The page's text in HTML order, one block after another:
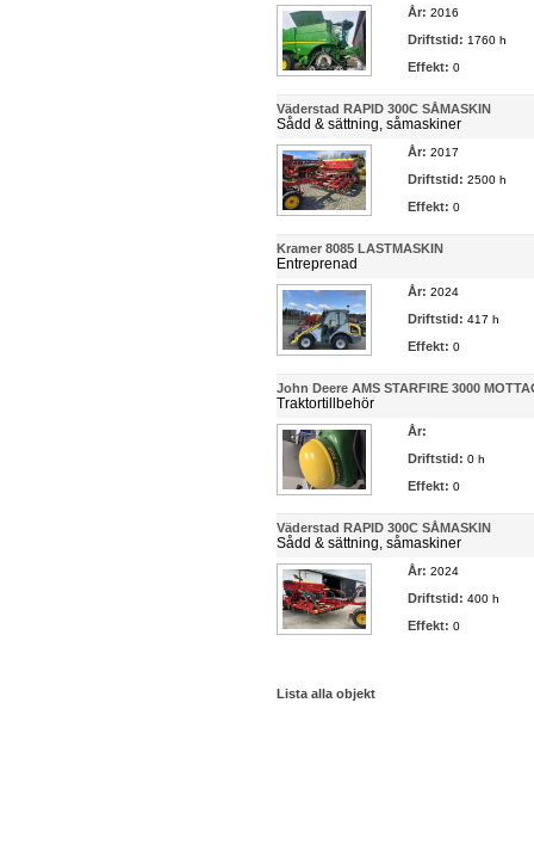
År: 2016
Driftstid: 1760 h
Effekt: 0
Väderstad RAPID 300C SÅMASKIN
Sådd & sättning, såmaskiner
År: 2017
Driftstid: 2500 h
Effekt: 0
Kramer 8085 LASTMASKIN
Entreprenad
År: 2024
Driftstid: 417 h
Effekt: 0
John Deere AMS STARFIRE 3000
Traktortillbehör
År:
Driftstid: 0 h
Effekt: 0
Väderstad RAPID 300C SÅMASKIN
Sådd & sättning, såmaskiner
År: 2024
Driftstid: 400 h
Effekt: 0
Lista alla objekt